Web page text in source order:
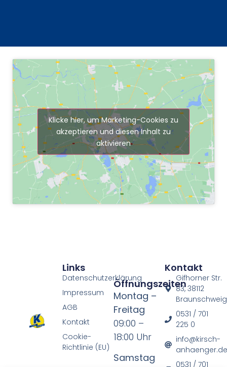
Klicke hier, um Marketing-Cookies zu
akzeptieren und diesen Inhalt zu
aktivieren
Kontakt
Gifhorner Str.
83, 38112
Braunschweig
0531 / 701
225 0
info@kirsch-
0531 / 701
Öffnungszeiten
Montag –
Freitag
09:00 –
18:00 Uhr
Samstag
Links
Datenschutzerklärung
Impressum
AGB
Kontakt
Cookie-
Richtlinie (EU)